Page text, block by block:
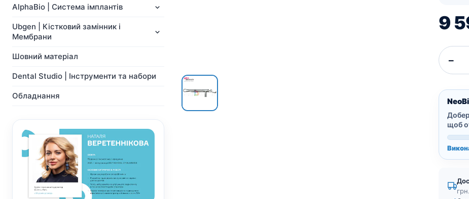
CAD/CAM
Показати всі
AlphaBio | Система імплантів
Ubgen | Кістковий замінник і
Мембрани
Шовний матеріал
Dental Studio | Інструменти та набори
Обладнання
9
−
щоб
грн.